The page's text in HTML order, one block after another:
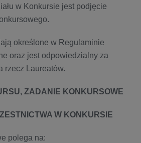
w Konkursie jest podjęcie
określone w Regulaminie
oraz jest odpowiedzialny za
rzecz Laureatów.
ZADANIE KONKURSOWE
W KONKURSIE
polega na: